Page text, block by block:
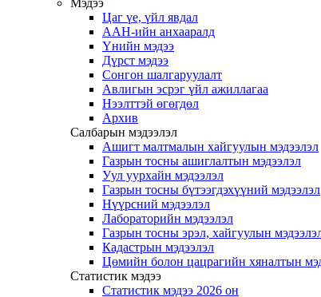
Мэдээ
Цаг үе, үйл явдал
ААН-ийн анхааралд
Үнийн мэдээ
Дүрст мэдээ
Сонгон шалгаруулалт
Авлигын эсрэг үйл ажиллагаа
Нээлттэй өгөгдөл
Архив
Салбарын мэдээлэл
Ашигт малтмалын хайгуулын мэдээлэл
Газрын тосны ашиглалтын мэдээлэл
Уул уурхайн мэдээлэл
Газрын тосны бүтээгдэхүүний мэдээлэл
Нүүрсний мэдээлэл
Лабораторийн мэдээлэл
Газрын тосны эрэл, хайгуулын
Кадастрын мэдээлэл
Цөмийн болон цацрагийн хяналтын
Статистик мэдээ
Статистик мэдээ 2026 он